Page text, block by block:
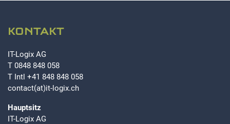
KONTAKT
IT-Logix AG
T 0848 848 058
T Intl +41 848 848 058
contact(at)it-logix.ch
Hauptsitz
IT-Logix AG